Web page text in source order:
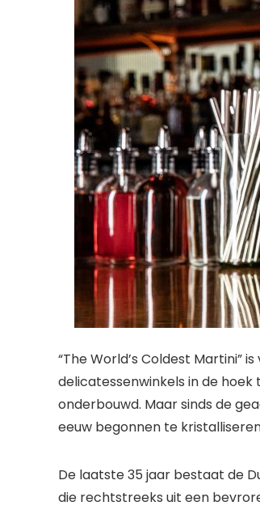
“The World’s Coldest Martini”
delicatessenwinkels in de
onderbouwd. Maar sinds de
eeuw begonnen te
De laatste 35 jaar bestaat de
die rechtstreeks uit een